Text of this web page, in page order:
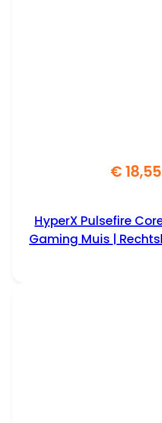
€18,55
HyperX Pulsefire
Gaming Muis |